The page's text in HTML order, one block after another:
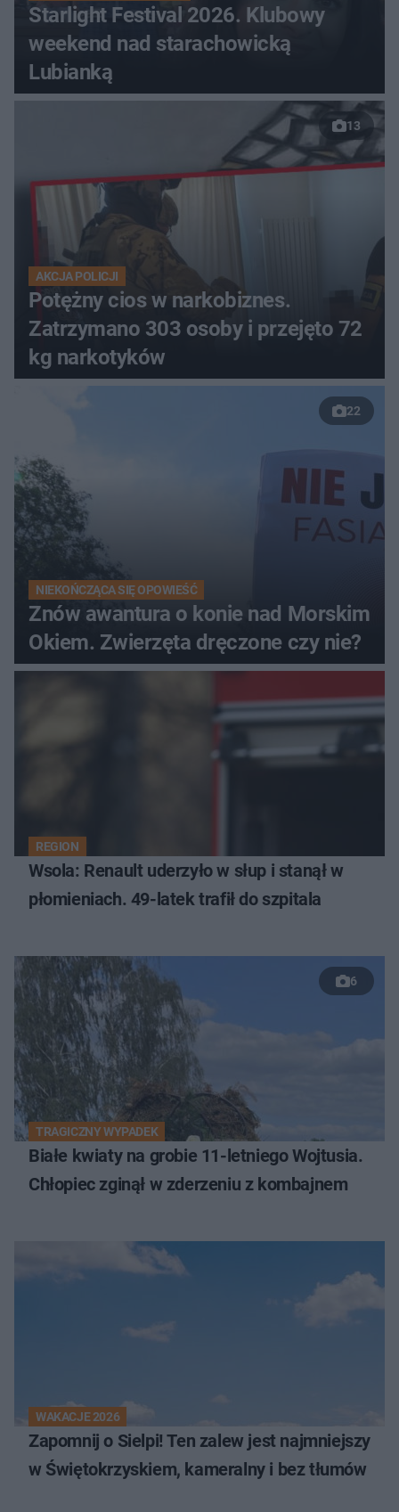
Starlight Festival 2026. Klubowy
weekend nad starachowicką
Lubianką
13
AKCJA POLICJI
Potężny cios w narkobiznes.
Zatrzymano 303 osoby i przejęto 72
kg narkotyków
22
NIEKOŃCZĄCA SIĘ OPOWIEŚĆ
Znów awantura o konie nad Morskim
Okiem. Zwierzęta dręczone czy nie?
REGION
Wsola: Renault uderzyło w słup i stanął w
płomieniach. 49-latek trafił do szpitala
6
TRAGICZNY WYPADEK
Białe kwiaty na grobie 11-letniego Wojtusia.
Chłopiec zginął w zderzeniu z kombajnem
WAKACJE 2026
Zapomnij o Sielpi! Ten zalew jest najmniejszy
w Świętokrzyskiem, kameralny i bez tłumów